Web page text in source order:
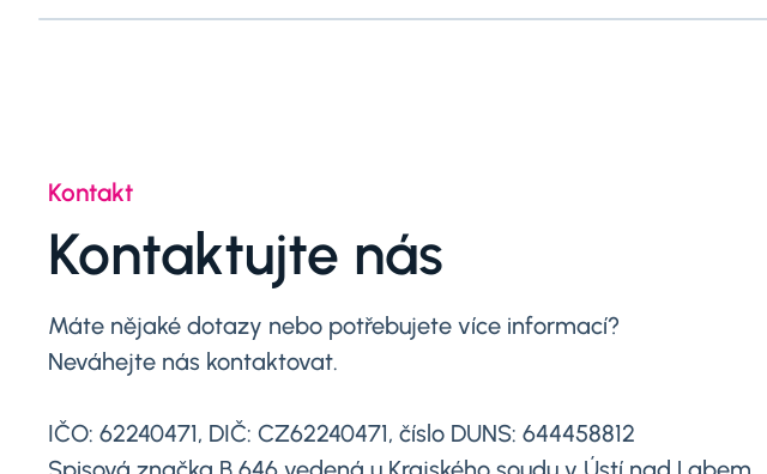
Kontakt
Kontaktujte nás
Máte nějaké dotazy nebo potřebujete více informací?
Neváhejte nás kontaktovat.
IČO: 62240471, DIČ: CZ62240471, číslo DUNS: 644458812